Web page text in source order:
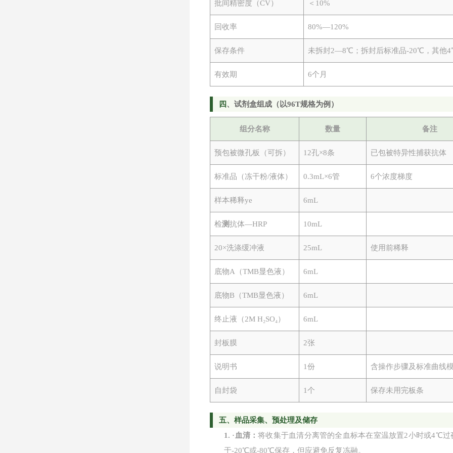
批间精密度（CV） ＜ 10%
回收率 80%—120%
保存条件 未拆封2—8℃；拆封后标准品-20℃，其他
有效期 6个月
四、试剂盒组成（以96T规格为例）
组分名称 数量 备注
预包被微孔板（可拆） 12孔×8条 已包被特异性捕获抗体
标准品（冻干粉/液体） 0.3mL×6管 6个浓度梯度
样本稀释ye 6mL
检测抗体—HRP 10mL
20×洗涤缓冲液 25mL 使用前稀释
底物A（TMB显色液） 6mL
底物B（TMB显色液） 6mL
终止液（2M H₂SO₄） 6mL
封板膜 2张
说明书 1份 含操作步骤及标准曲线
自封袋 1个 保存未用完板条
五、样品采集、预处理及储存
1. · 血清：将收集于血清分离管的全血标本在室温放置2小时或4℃过
于-20℃或-80℃保存，但应避免反复冻融。